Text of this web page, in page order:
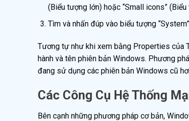
(Biểu tượng lớn) hoặc “Small icons”
Tìm và nhấn đúp vào biểu tượng
Tương tự như khi xem bằng Properties của
hành và tên phiên bản Windows. Phương
đang sử dụng các phiên bản Windows cũ
Các Công Cụ Hệ Thống
Bên cạnh những phương pháp cơ bản,